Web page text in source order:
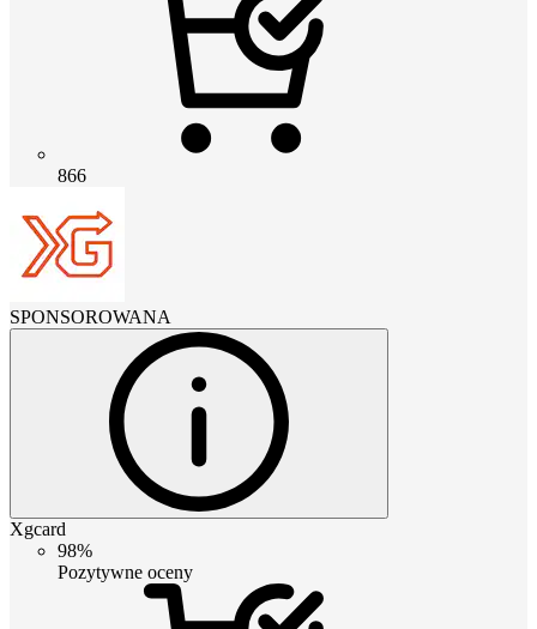
866
SPONSOROWANA
Xgcard
98%
Pozytywne oceny